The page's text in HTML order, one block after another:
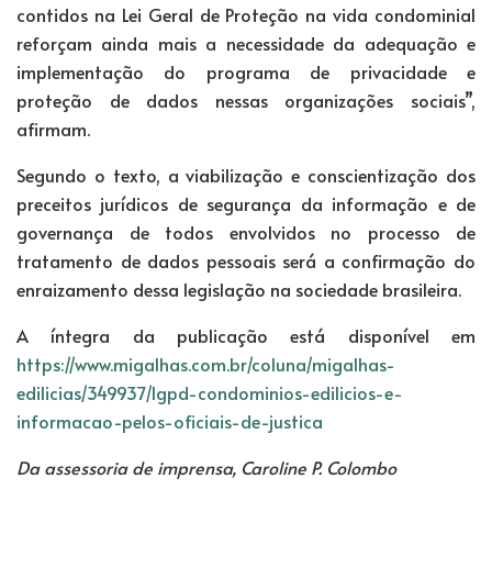
contidos na Lei Geral de Proteção na vida condominial
reforçam ainda mais a necessidade da adequação e
implementação do programa de privacidade e
proteção de dados nessas organizações sociais”,
afirmam.
Segundo o texto, a viabilização e conscientização dos
preceitos jurídicos de segurança da informação e de
governança de todos envolvidos no processo de
tratamento de dados pessoais será a confirmação do
enraizamento dessa legislação na sociedade brasileira.
A íntegra da publicação está disponível em
https://www.migalhas.com.br/coluna/migalhas-
edilicias/349937/lgpd-condominios-edilicios-e-
informacao-pelos-oficiais-de-justica
Da assessoria de imprensa, Caroline P. Colombo